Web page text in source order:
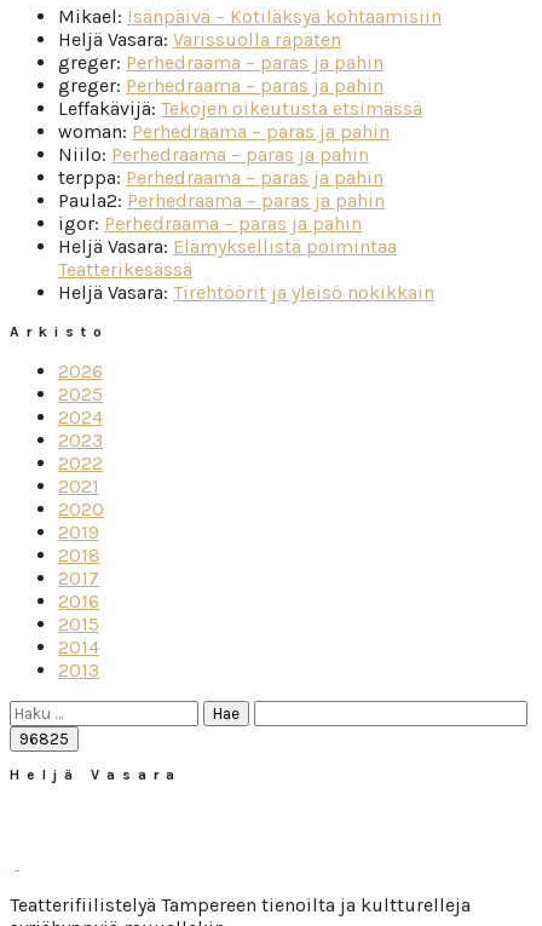
Mikael: Isänpäivä – Kotiläksyä kohtaamisiin
Heljä Vasara: Varissuolla räpäten
greger: Perhedraama – paras ja pahin
greger: Perhedraama – paras ja pahin
Leffakävijä: Tekojen oikeutusta etsimässä
woman: Perhedraama – paras ja pahin
Niilo: Perhedraama – paras ja pahin
terppa: Perhedraama – paras ja pahin
Paula2: Perhedraama – paras ja pahin
igor: Perhedraama – paras ja pahin
Heljä Vasara: Elämyksellistä poimintaa
Teatterikesässä
Heljä Vasara: Tirehtöörit ja yleisö nokikkain
Arkisto
2026
2025
2024
2023
2022
2021
2020
2019
2018
2017
2016
2015
2014
2013
Haku:
Heljä Vasara
Teatterifiilistelyä Tampereen tienoilta ja kultturelleja